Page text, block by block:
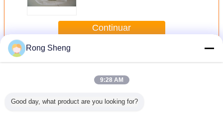
Continuar
MásMoldeable refractario
Rong Sheng
9:28 AM
Good day, what product are you looking for?